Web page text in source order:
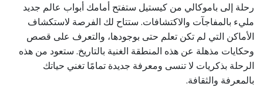
رحلة إلى باموكالي من كيستيل ستفتح أمامك أبواب عالم جديد
مليء بالمفاجآت والاكتشافات. ستتاح لك الفرصة لاستكشاف
الأماكن التي لم تكن تعلم حتى بوجودها، والتعرف على قصص
وحكايات مذهلة عن هذه المنطقة الغنية بالتاريخ. ستعود من هذه
الرحلة بذكريات لا تنسى ومعرفة جديدة تمامًا تغني حياتك
بالمعرفة والثقافة.